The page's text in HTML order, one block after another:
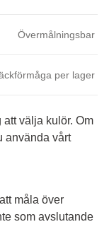
Övermålningsbar
per lager
välja kulör. Om
använda vårt
måla över
som avslutande